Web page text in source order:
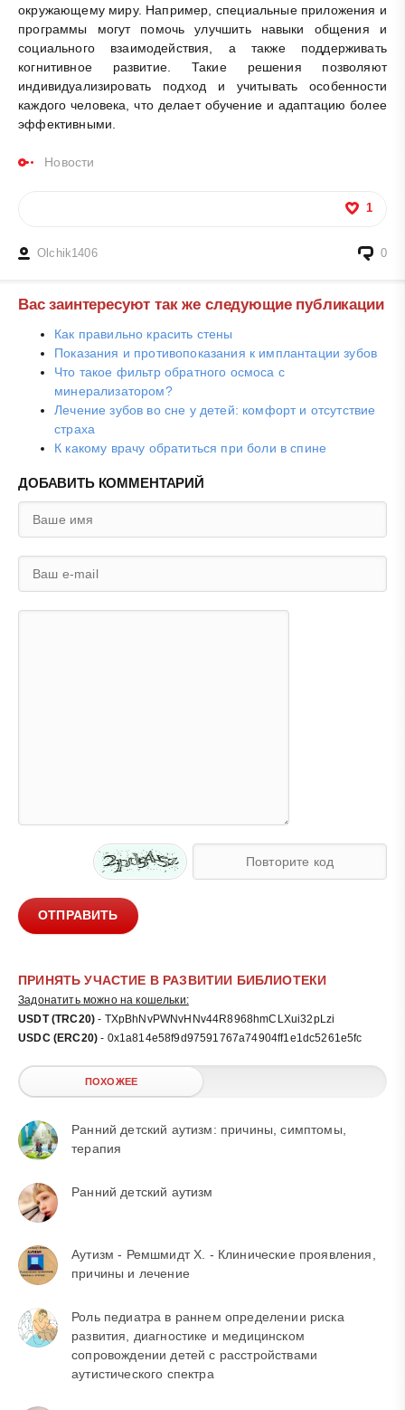
окружающему миру. Например, специальные приложения и
программы могут помочь улучшить навыки общения и
социального взаимодействия, а также поддерживать
когнитивное развитие. Такие решения позволяют
индивидуализировать подход и учитывать особенности
каждого человека, что делает обучение и адаптацию более
эффективными.
Новости
1
Olchik1406 0
Вас заинтересуют так же следующие публикации
Как правильно красить стены
Показания и противопоказания к имплантации зубов
Что такое фильтр обратного осмоса с
минерализатором?
Лечение зубов во сне у детей: комфорт и отсутствие
страха
К какому врачу обратиться при боли в спине
ДОБАВИТЬ КОММЕНТАРИЙ
ОТПРАВИТЬ
ПРИНЯТЬ УЧАСТИЕ В РАЗВИТИИ БИБЛИОТЕКИ
Задонатить можно на кошельки:
USDT (TRC20) - TXpBhNvPWNvHNv44R8968hmCLXui32pLzi
USDC (ERC20) - 0x1a814e58f9d97591767a74904ff1e1dc5261e5fc
ПОХОЖЕЕ
Ранний детский аутизм: причины, симптомы,
терапия
Ранний детский аутизм
Аутизм - Ремшмидт X. - Клинические проявления,
причины и лечение
Роль педиатра в раннем определении риска
развития, диагностике и медицинском
сопровождении детей с расстройствами
аутистического спектра